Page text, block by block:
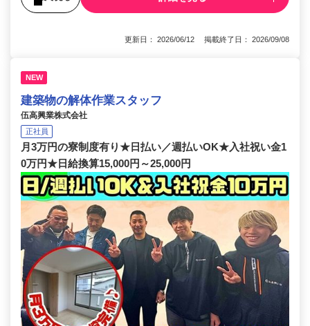
更新日： 2026/06/12 掲載終了日： 2026/09/08
NEW
建築物の解体作業スタッフ
伍高興業株式会社
正社員
月3万円の寮制度有り★日払い／週払いOK★入社祝い金1
0万円★日給換算15,000円～25,000円